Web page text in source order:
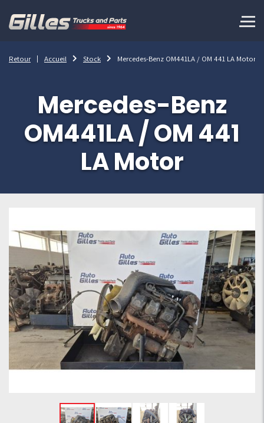
Retour Accueil Stock Mercedes-Benz OM441LA / OM 441 LA Motor
Mercedes-Benz
OM441LA / OM 441
LA Motor